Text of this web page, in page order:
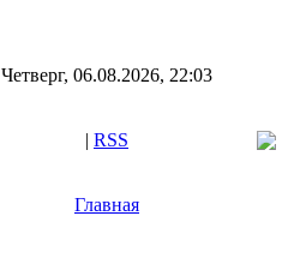
Четверг, 06.08.2026, 22:03
| RSS
Главная